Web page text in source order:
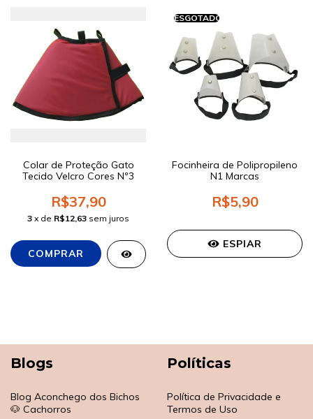
Colar de Proteção Gato
Tecido Velcro Cores Nº3
R$37,90
3 x de R$12,63 sem juros
ESGOTADO
Focinheira de Polipropileno
N1 Marcas
R$5,90
ESPIAR
Blogs
Blog Aconchego dos Bichos
🐶 Cachorros
Políticas
Política de Privacidade e
Termos de Uso